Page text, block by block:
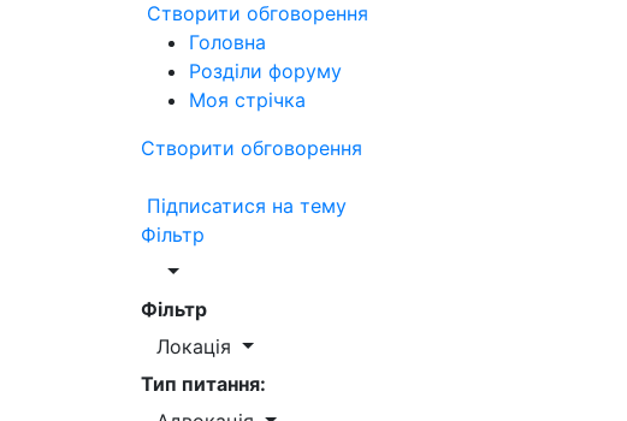
Створити обговорення
Головна
Розділи форуму
Моя стрічка
Створити обговорення
Підписатися на тему
Фільтр
Фільтр
Локація
Тип питання: